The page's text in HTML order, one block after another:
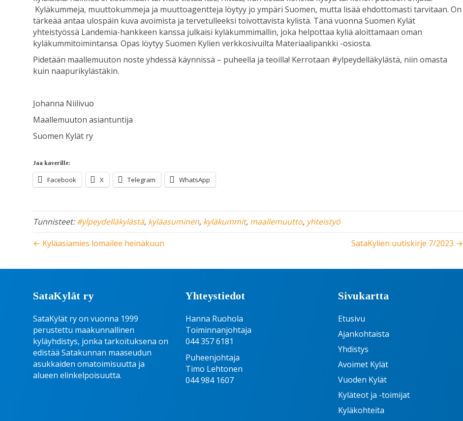
Kyläkummeja, muuttokummeja ja muuttoagentteja löytyy jo ympäri Suomen, mutta lisää ehdottomasti tarvitaan. On
tärkeää antaa ulospäin kuva avoimista ja tervetulleeksi toivottavista kylistä. Tänä vuonna Suomen Kylät
yhteistyössä Landemia-hankkeen kanssa julkaisi kyläkummimallin, joka helpottaa kyliä aloittamaan oman
kyläkummitoimintansa. Opas löytyy Suomen Kylien verkkosivuilta Materiaalipankki -osiosta.
Pidetään maallemuuton noste yhdessä käynnissä – puheella ja teoilla! Kerrotaan #ylpeydelläkylästä, niin omasta
kuin naapurikylästäkin.
Johanna Niilivuo
Maallemuuton asiantuntija
Suomen Kylät ry
Jaa kaverille:
Facebook X Telegram WhatsApp
Tunnisteet:#ylpeydelläkylästä, kyläasuminen, kyläkummit, maallemuutto, yhteistyö
← Kyläasiamies lomailee heinäkuun
SataKylien uutiskirje 7/2023 →
SataKylät ry
SataKylät ry on vuonna 1999
perustettu maakunnallinen
kyläyhdistys, jonka tarkoituksena on
edistää Satakunnan maaseudun
asukkaiden omatoimisuutta ja
alueen elinkelpoisuutta.
Yhteystiedot
Hanna Ruohola
Toiminnanjohtaja
044 357 6181
Puheenjohtaja
Timo Lehtonen
044 984 1607
Sivukartta
Etusivu
Ajankohtaista
Yhdistys
Avoimet Kylät
Vuoden Kylät
Kyläteot ja -toimijat
Kyläkohteita